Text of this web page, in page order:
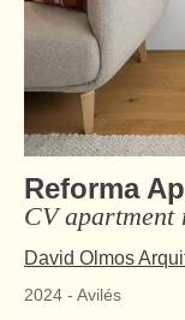
Reforma
CV apartment
David Olmos
2024 - Avilés